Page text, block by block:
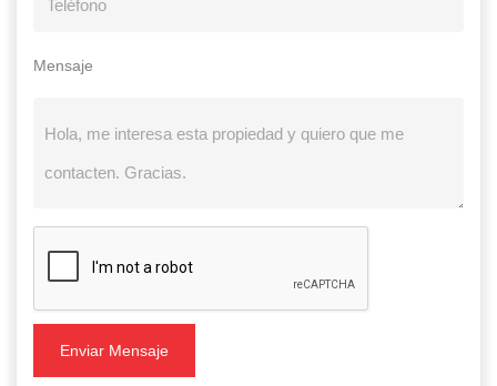
Mensaje
Enviar Mensaje